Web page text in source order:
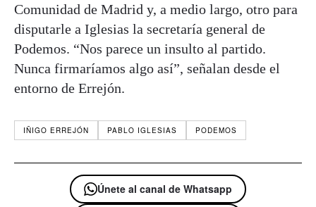
Comunidad de Madrid y, a medio largo, otro para
disputarle a Iglesias la secretaría general de
Podemos. “Nos parece un insulto al partido.
Nunca firmaríamos algo así”, señalan desde el
entorno de Errejón.
IÑIGO ERREJÓN PABLO IGLESIAS PODEMOS
Únete al canal de Whatsapp